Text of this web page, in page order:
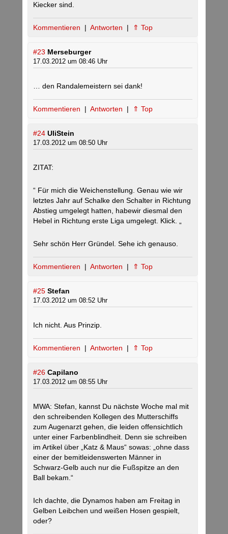
Kiecker sind.
Kommentieren | Antworten | ⇑ Top
#23 Merseburger
17.03.2012 um 08:46 Uhr
… den Randalemeistern sei dank!
Kommentieren | Antworten | ⇑ Top
#24 UliStein
17.03.2012 um 08:50 Uhr
ZITAT:
“ Für mich die Weichenstellung. Genau wie wir
letztes Jahr auf Schalke den Schalter in Richtung
Abstieg umgelegt hatten, habewir diesmal den
Hebel in Richtung erste Liga umgelegt. Klick. „
Sehr schön Herr Gründel. Sehe ich genauso.
Kommentieren | Antworten | ⇑ Top
#25 Stefan
17.03.2012 um 08:52 Uhr
Ich nicht. Aus Prinzip.
Kommentieren | Antworten | ⇑ Top
#26 Capilano
17.03.2012 um 08:55 Uhr
MWA: Stefan, kannst Du nächste Woche mal mit
den schreibenden Kollegen des Mutterschiffs
zum Augenarzt gehen, die leiden offensichtlich
unter einer Farbenblindheit. Denn sie schreiben
im Artikel über „Katz & Maus“ sowas: „ohne dass
einer der bemitleidenswerten Männer in
Schwarz-Gelb auch nur die Fußspitze an den
Ball bekam.“
Ich dachte, die Dynamos haben am Freitag in
Gelben Leibchen und weißen Hosen gespielt,
oder?